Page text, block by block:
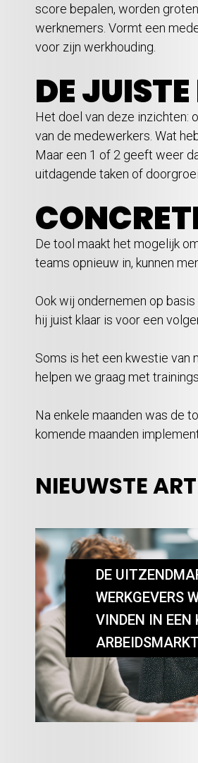
score bepalen, worden
werknemers. Vormt een
voor zijn werkhouding.
DE
Het doel van deze inzichten:
van de medewerkers. Wat
Maar een 1 of 2 geeft weer
uitdagende taken of
De tool maakt het mogelijk
teams opnieuw in, kunnen
Ook wij ondernemen op
hij juist klaar is voor een
Soms is het een kwestie van
helpen we graag met
Na enkele maanden was de
komende maanden
NIEUWSTE
DE
WERKGEVERS
VINDEN IN EEN
ARBEIDSMARKT